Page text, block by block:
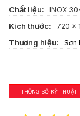
Chất liệu: INOX
Kích thước: 720 x
Thương hiệu: Sơn
THÔNG SỐ KỸ THUẬT